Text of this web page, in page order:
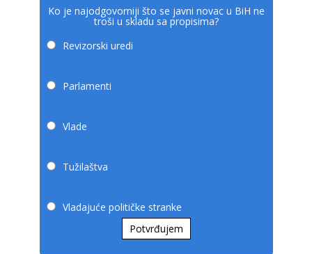
Ko je najodgovorniji što se javni novac u BiH ne
troši u skladu sa propisima?
Revizorski uredi
Parlamenti
Vlade
Tužilaštva
Vladajuće političke stranke
Potvrđujem